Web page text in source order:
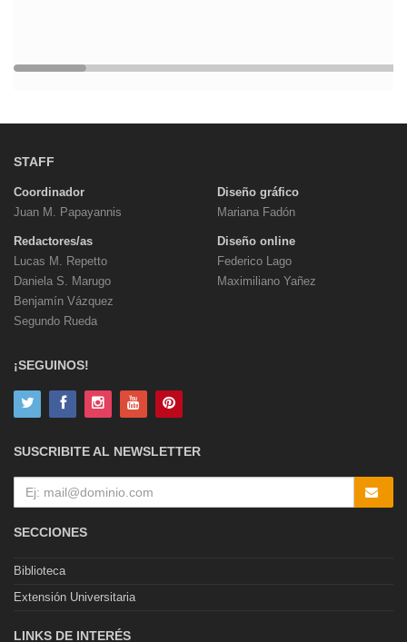
STAFF
Coordinador
Juan M. Papayannis
Redactores/as
Lucas M. Repetto
Daniela S. Marugo
Benjamín Vázquez
Segundo Rueda
Diseño gráfico
Mariana Fadón
Diseño online
Federico Lago
Maximiliano Yañez
¡SEGUINOS!
SUSCRIBITE AL NEWSLETTER
SECCIONES
Biblioteca
Extensión Universitaria
LINKS DE INTERÉS